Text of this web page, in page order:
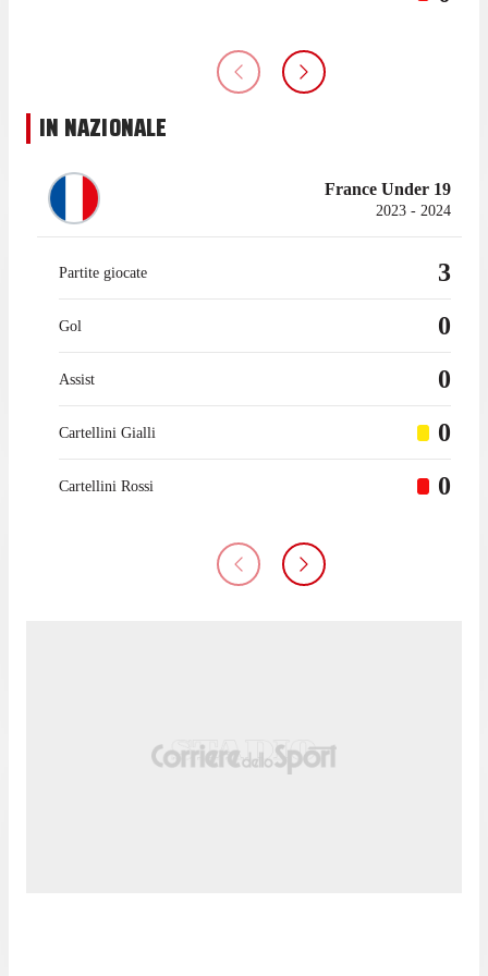
IN NAZIONALE
France Under 19
2023 - 2024
Partite giocate 3
Gol 0
Assist 0
Cartellini Gialli 0
Cartellini Rossi 0